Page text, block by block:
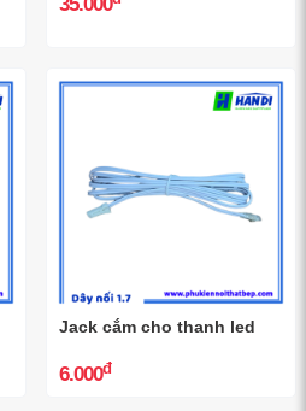
Jack cắm cho thanh led
6.000đ